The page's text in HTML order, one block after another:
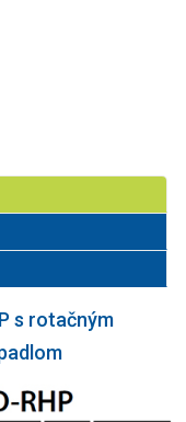
s rotačným